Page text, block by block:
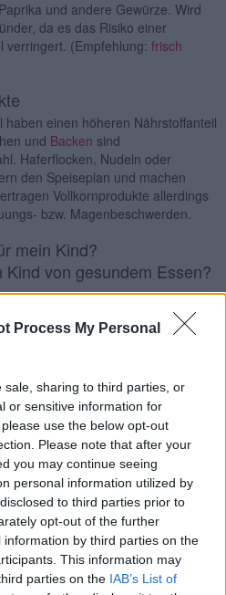
Process My Personal
sale, sharing to third parties, or
or sensitive information for
use the below opt-out
Please note that after your
you may continue seeing
personal information utilized by
to third parties prior to
opt-out of the further
by third parties on the
This information may
parties on the IAB’s List of
und andere Gewürze. Wird
da es das Risiko einer
verringert. (Empfehlung: frisch
einen höheren Nährstoffanteil
und Backen sind
Haferflocken, Nudeln oder
den Speiseplan und machen
Vollkornprodukte allerdings
bzw. Magenbeschwerden.
mein Kind?
von gesundem Essen?
ist ein weitgehender Verzicht
schadet als Erwachsenen. Bis
Babys weniger als 1 Gramm
danach steigt der Bedarf